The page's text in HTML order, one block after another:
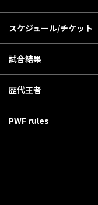
スケジュール/チケット
PWF rules
歴代王者
試合結果